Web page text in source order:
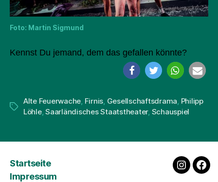
Foto: Martin Sigmund
Kennst Du jemand, dem das gefallen könnte?
Schlagwörter
Alte Feuerwache Firnis Gesellschaftsdrama Philipp
Löhle,Saarländisches Staatstheater, Schauspiel
Startseite
Impressum